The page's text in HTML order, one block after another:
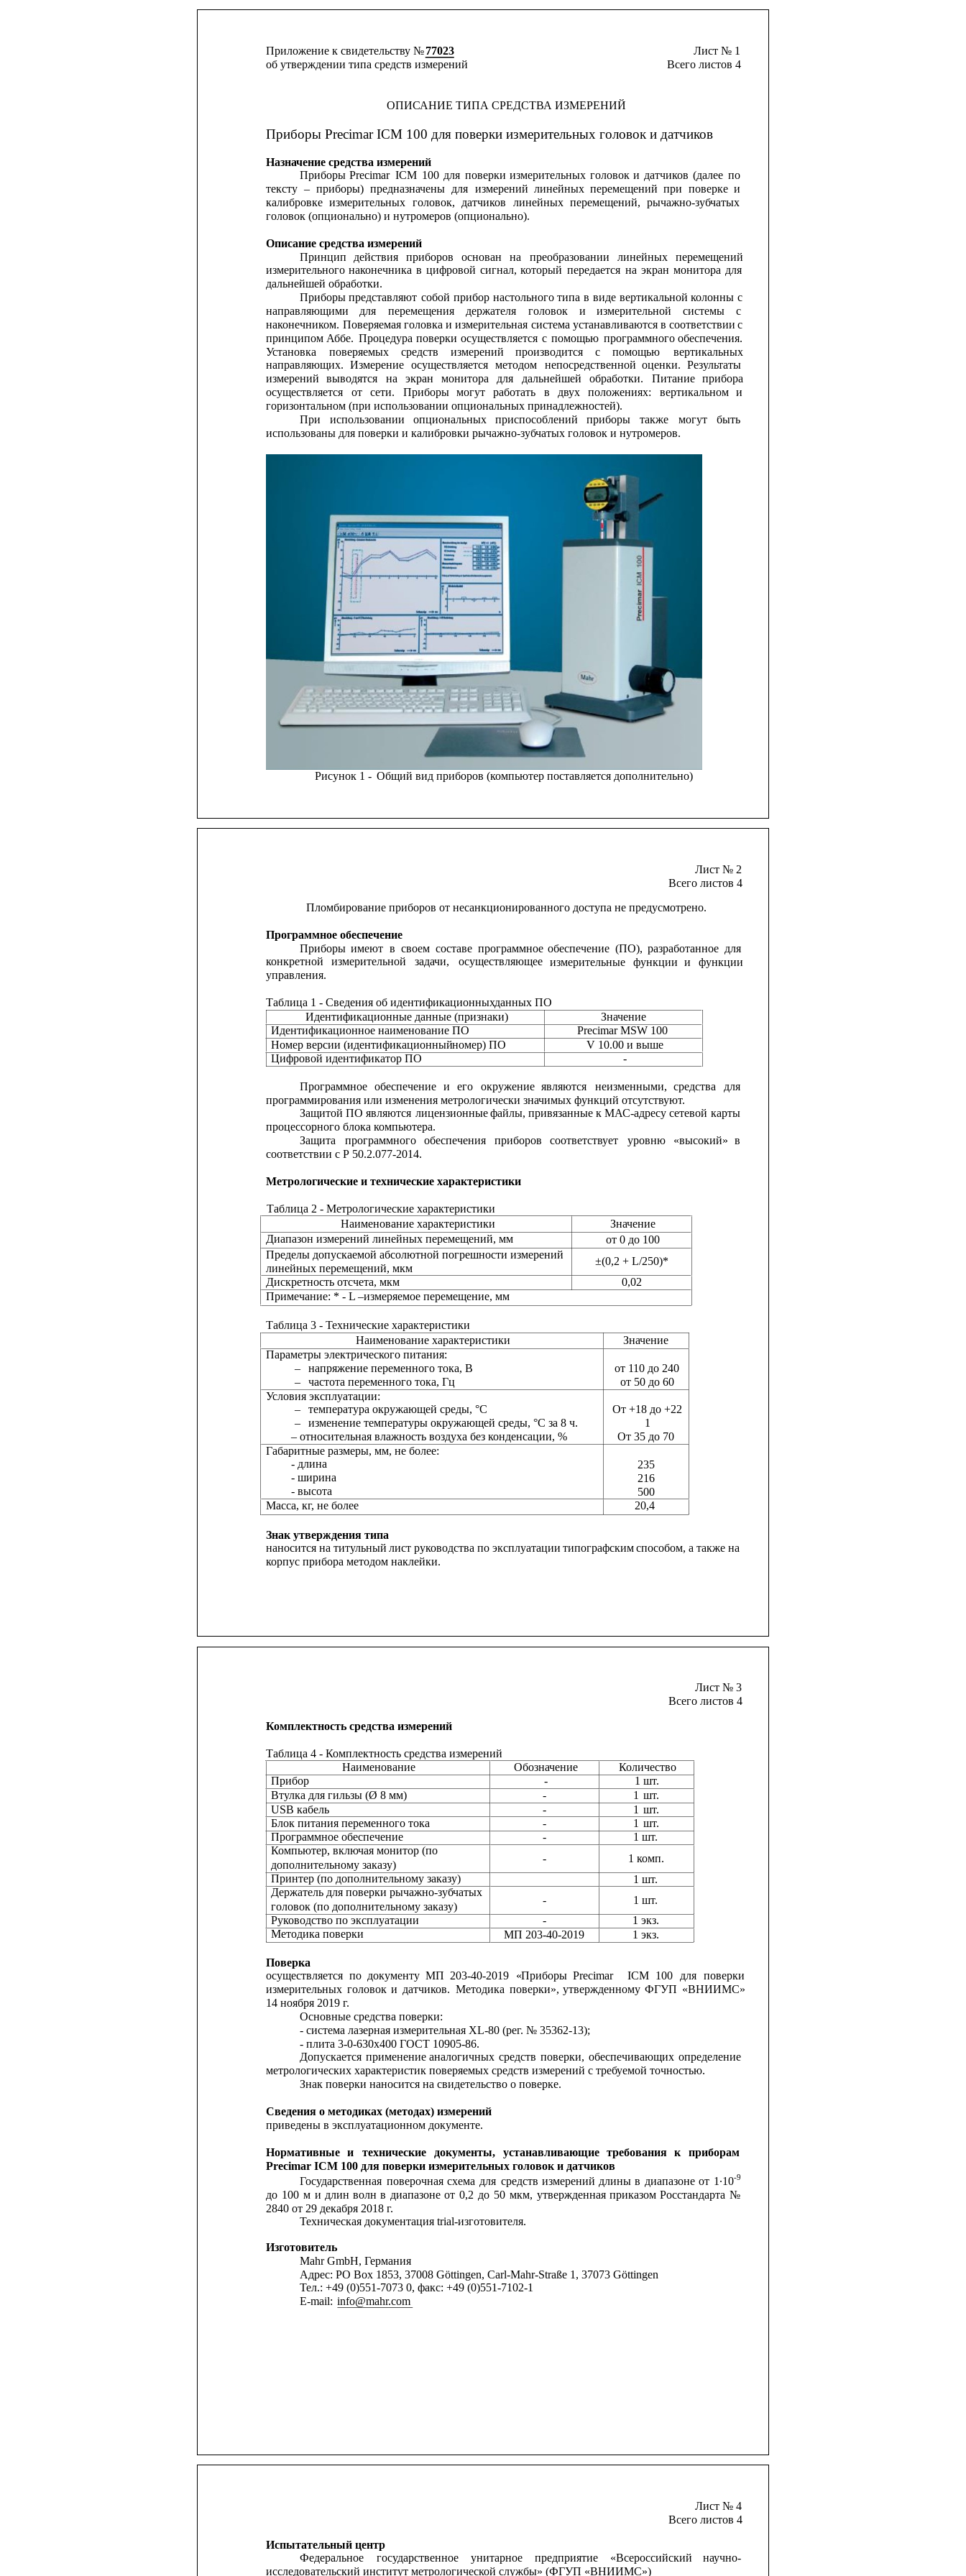
Приложение к свидетельству № 77023
об утверждении типа средств измерений
Лист № 1
Всего листов 4
ОПИСАНИЕ ТИПА СРЕДСТВА ИЗМЕРЕНИЙ
Приборы Precimar ICM 100 для поверки измерительных головок и датчиков
Назначение средства измерений
Приборы Precimar ICM 100 для поверки измерительных головок и датчиков (далее по
тексту – приборы) предназначены для измерений линейных перемещений при поверке и
калибровке измерительных головок, датчиков линейных перемещений, рычажно-зубчатых
головок (опционально) и нутромеров (опционально).
Описание средства измерений
Принцип
действия приборов основан на преобразовании линейных
перемещений
измерительного наконечника в цифровой сигнал, который передается на экран монитора для
дальнейшей обработки.
Приборы представляют собой прибор настольного типа в виде вертикальной колонны с
направляющими
для перемещения держателя головок и измерительной системы
с
наконечником. Поверяемая головка и измерительная система устанавливаются в соответствии с
принципом Аббе. Процедура поверки осуществляется с помощью программного обеспечения.
Установка
поверяемых средств измерений производится с помощью
вертикальных
направляющих.
Измерение осуществляется методом непосредственной оценки. Результаты
измерений
выводятся на экран монитора для дальнейшей обработки. Питание
прибора
осуществляется
от сети. Приборы могут работать в двух положениях: вертикальном
и
горизонтальном (при использовании опциональных принадлежностей).
При
использовании опциональных приспособлений приборы также могут
быть
использованы для поверки и калибровки рычажно-зубчатых головок и нутромеров.
Рисунок 1 - Общий вид приборов (компьютер поставляется дополнительно)
Лист № 2
Всего листов 4
Пломбирование приборов от несанкционированного доступа не предусмотрено.
обеспечение (ПО), разработанное для
измерительные
функции и функции
Программное обеспечение
Приборы имеют в своем составе программное
конкретной
измерительной задачи,
осуществляющее
управления.
Таблица 1 - Сведения об идентификационныхданных ПО
Идентификационные данные (признаки)
Идентификационное наименование ПО
Номер версии (идентификационныйномер) ПО
Цифровой идентификатор ПО
Значение
Precimar MSW 100
V 10.00 и выше
-
Программное обеспечение и его окружение являются неизменными, средства
для
программирования или изменения метрологически значимых функций отсутствуют.
Защитой ПО являются лицензионныефайлы, привязанные к МАС-адресу сетевой карты
процессорного блока компьютера.
Защита
программного обеспечения приборов соответствует уровню «высокий»
в
соответствии с Р 50.2.077-2014.
Метрологические и технические характеристики
±(0,2 + L/250)*
Таблица 2 - Метрологические характеристики
Наименование характеристики
Диапазон измерений линейных перемещений, мм
Значение
от 0 до 100
0,02
Пределы допускаемой абсолютной погрешности измерений
линейных перемещений, мкм
Дискретность отсчета, мкм
Примечание: * - L –измеряемое перемещение, мм
Значение
от 110 до 240
от 50 до 60
От +18 до +22
1
От 35 до 70
Таблица 3 - Технические характеристики
Наименование характеристики
Параметры электрического питания:
–
напряжение переменного тока, В
–
частота переменного тока, Гц
Условия эксплуатации:
–
температура окружающей среды, °С
–
изменение температуры окружающей среды, °С за 8 ч.
– относительная влажность воздуха без конденсации, %
Габаритные размеры, мм, не более:
- длина
- ширина
- высота
Масса, кг, не более
235
216
500
20,4
Знак утверждения типа
наносится на титульный лист руководства по эксплуатации типографским способом, а также на
корпус прибора методом наклейки.
Лист № 3
Всего листов 4
Комплектность средства измерений
Таблица 4 - Комплектность средства измерений
Наименование
Прибор
Обозначение
-
Количество
1 шт.
-
1 шт.
-
1 шт.
-
1 шт.
-
1 шт.
-
1 комп.
1 шт.
-
1 шт.
Втулка для гильзы (Ø 8 мм)
USB кабель
Блок питания переменного тока
Программное обеспечение
Компьютер, включая монитор (по
дополнительному заказу)
Принтер (по дополнительному заказу)
Держатель для поверки рычажно-зубчатых
головок (по дополнительному заказу)
Руководство по эксплуатации
Методика поверки
-
1 экз.
МП 203-40-2019
1 экз.
Поверка
осуществляется по документу МП 203-40-2019 «Приборы Precimar ICM 100 для поверки
измерительных головок и датчиков. Методика поверки», утвержденному ФГУП «ВНИИМС»
14 ноября 2019 г.
Основные средства поверки:
- система лазерная измерительная XL-80 (рег. № 35362-13);
- плита 3-0-630х400 ГОСТ 10905-86.
Допускается применение аналогичных средств поверки, обеспечивающих определение
метрологических характеристик поверяемых средств измерений с требуемой точностью.
Знак поверки наносится на свидетельство о поверке.
Сведения о методиках (методах) измерений
приведены в эксплуатационном документе.
Нормативные и технические документы, устанавливающие требования к
приборам
Precimar ICM 100 для поверки измерительных головок и датчиков
Государственная поверочная схема для средств измерений длины в диапазоне от 1∙10-9
до 100 м и длин волн в диапазоне от 0,2 до 50 мкм, утвержденная приказом Росстандарта №
2840 от 29 декабря 2018 г.
Техническая документация trial-изготовителя.
Изготовитель
Mahr GmbH, Германия
Адрес: PO Box 1853, 37008 Göttingen, Carl-Mahr-Straße 1, 37073 Göttingen
Тел.: +49 (0)551-7073 0, факс: +49 (0)551-7102-1
E-mail: info@mahr.com
Лист № 4
Всего листов 4
научно-
Испытательный центр
Федеральное
государственное унитарное предприятие
«Всероссийский
исследовательский институт метрологической службы» (ФГУП «ВНИИМС»)